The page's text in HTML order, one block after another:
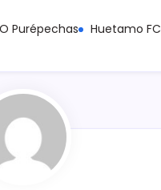
Purépechas Huetamo FC